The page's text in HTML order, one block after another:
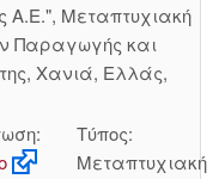
Α.Ε.", Μεταπτυχιακή
Παραγωγής και
Χανιά, Ελλάς,
Τύπος:
Μεταπτυχιακή